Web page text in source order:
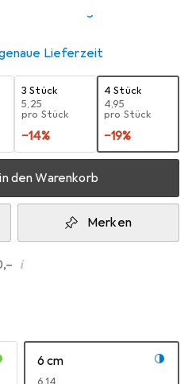
verfügbar
Lieferzeit
3 Stück
EUR
5,25
pro Stück
−14%
4 Stück
EUR
4,95
pro Stück
−19%
den Warenkorb
Merken
i
6 cm